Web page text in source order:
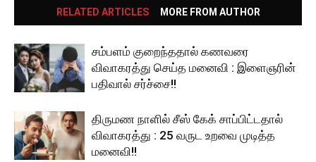
RELATED ARTICLES MORE FROM AUTHOR
சம்பளம் குறைந்ததால் கணவரை
விவாகரத்து செய்த மனைவி : இளைஞரின்
பதிவால் சர்ச்சை!!
திருமண நாளில் சீஸ் கேக் சாப்பிட்டதால்
விவாகரத்து : 25 வருட உறவை முடித்த
மனைவி!!